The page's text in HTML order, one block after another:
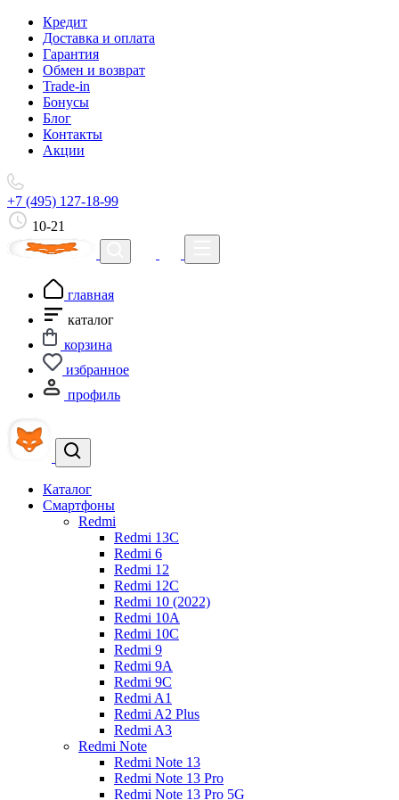
Кредит
Доставка и оплата
Гарантия
Обмен и возврат
Trade-in
Бонусы
Блог
Контакты
Акции
+7 (495) 127-18-99
10-21
главная
каталог
корзина
избранное
профиль
Каталог
Смартфоны
Redmi
Redmi 13C
Redmi 6
Redmi 12
Redmi 12C
Redmi 10 (2022)
Redmi 10A
Redmi 10C
Redmi 9
Redmi 9A
Redmi 9C
Redmi A1
Redmi A2 Plus
Redmi A3
Redmi Note
Redmi Note 13
Redmi Note 13 Pro
Redmi Note 13 Pro 5G